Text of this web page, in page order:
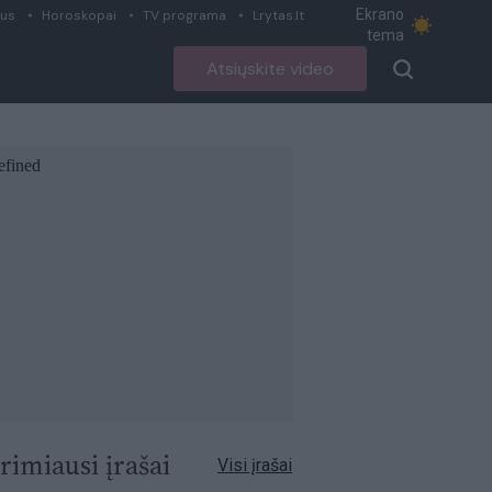
Horoskopai TV programa Lrytas.lt
Ekrano
tema
Atsiųskite video
įrašai Visi įrašai